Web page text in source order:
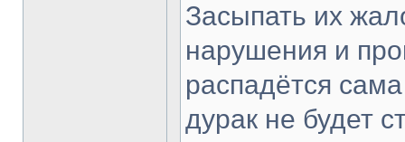
Засыпать их
нарушения и
распадётся
дурак не будет